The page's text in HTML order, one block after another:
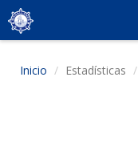
Inicio Estadísticas